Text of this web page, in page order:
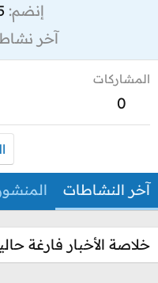
إنضم 25
آخر
المشاركات
0
آخر النشاطات
خلاصة الأخبار فارغة